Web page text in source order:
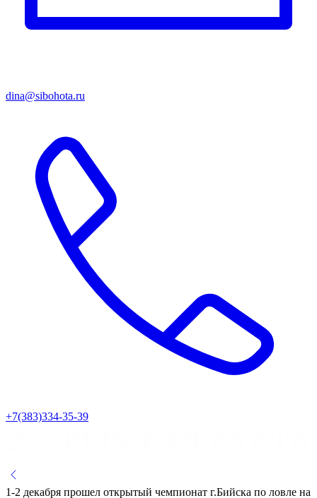
dina@sibohota.ru
+7(383)334-35-39
1-2 декабря прошел открытый чемпионат г.Бийска по ловле на